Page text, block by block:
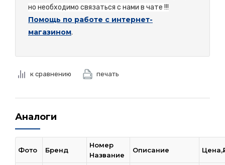
но необходимо связаться с нами в чате !!!
Помощь по работе с интернет-
магазином.
к сравнению печать
Аналоги
Фото Бренд
Номер
Название
Описание